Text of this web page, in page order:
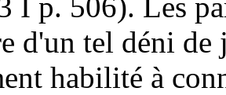
d'un tel déni de
habilité à